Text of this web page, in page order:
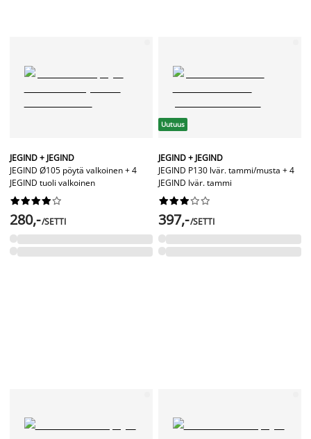
JEGIND + JEGIND
JEGIND Ø105 pöytä valkoinen + 4
JEGIND tuoli valkoinen






280,-/SETTI
Uutuus
JEGIND + JEGIND
JEGIND P130 lvär. tammi/musta + 4
JEGIND lvär. tammi






397,-/SETTI